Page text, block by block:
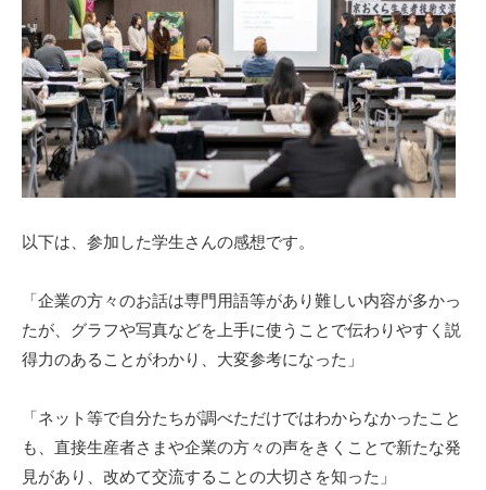
以下は、参加した学生さんの感想です。
「企業の方々のお話は専門用語等があり難しい内容が多かっ
たが、グラフや写真などを上手に使うことで伝わりやすく説
得力のあることがわかり、大変参考になった」
「ネット等で自分たちが調べただけではわからなかったこと
も、直接生産者さまや企業の方々の声をきくことで新たな発
見があり、改めて交流することの大切さを知った」